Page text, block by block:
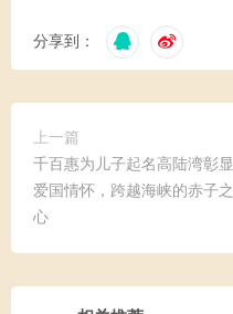
分享到：
上一篇
千百惠为儿子起名高陆湾彰显
爱国情怀，跨越海峡的赤子之
心